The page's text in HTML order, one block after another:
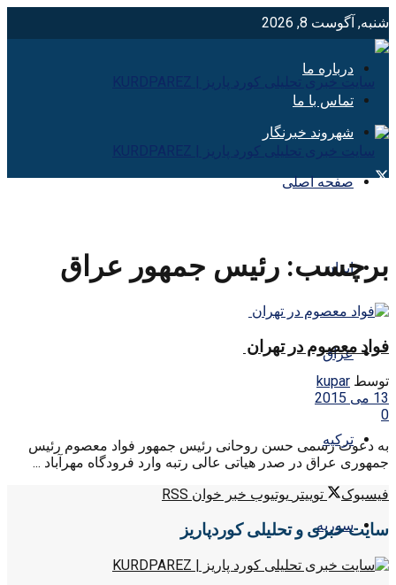
شنبه, آگوست 8, 2026
درباره ما
تماس با ما
شهروند خبرنگار
صفحه اصلی
ایران
عراق
ترکیه
سوریه
برچسب: رئيس جمهور عراق
فواد معصوم در تهران
توسط kupar
13 می 2015
0
به دعوت رسمی حسن روحانی رئیس جمهور فواد معصوم رئیس
جمهوری عراق در صدر هیاتی عالی رتبه وارد فرودگاه مهرآباد ...
فیسبوک
توییتر یوتیوب خبر خوان RSS
سایت خبری و تحلیلی کوردپاریز